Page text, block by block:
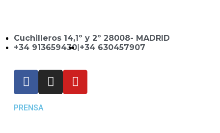
Cuchilleros 14,1º y 2º 28008- MADRID
+34 913659430|+34 630457907
PRENSA